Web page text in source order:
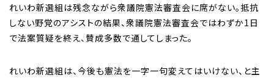
れいわ新選組は残念ながら衆議院憲法審査会に席がない。抵抗
しない野党のアシストの結果、衆議院憲法審査会ではわずか1日
で法案質疑を終え、賛成多数で通してしまった。
れいわ新選組は、今後も憲法を一字一句変えてはいけない、と主